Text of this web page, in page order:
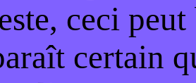
ceci
certain